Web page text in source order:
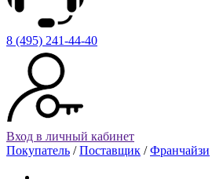
8 (495) 241-44-40
Вход в личный кабинет
Покупатель /Поставщик /Франчайзи